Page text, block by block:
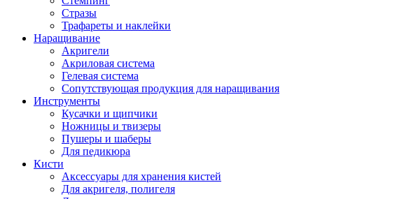
Стразы
Трафареты и наклейки
Наращивание
Акригели
Акриловая система
Гелевая система
Сопутствующая продукция для наращивания
Инструменты
Кусачки и щипчики
Ножницы и твизеры
Пушеры и шаберы
Для педикюра
Кисти
Аксессуары для хранения кистей
Для акригеля, полигеля